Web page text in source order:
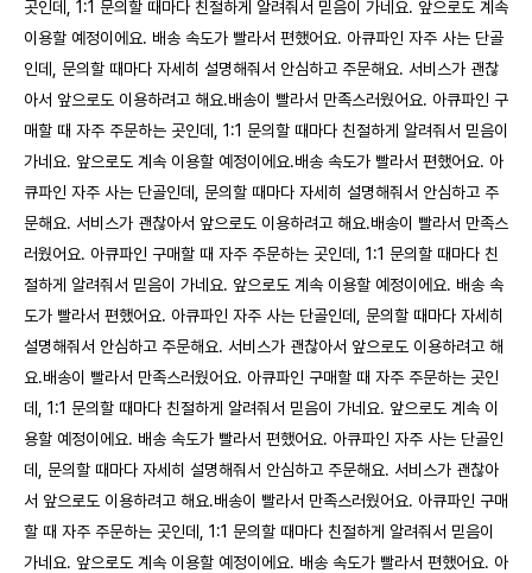
곳인데, 1:1 문의할 때마다 친절하게 알려줘서 믿음이 가네요. 앞으로도 계속
이용할 예정이에요. 배송 속도가 빨라서 편했어요. 아큐파인 자주 사는 단골
인데, 문의할 때마다 자세히 설명해줘서 안심하고 주문해요. 서비스가 괜찮
아서 앞으로도 이용하려고 해요.배송이 빨라서 만족스러웠어요. 아큐파인 구
매할 때 자주 주문하는 곳인데, 1:1 문의할 때마다 친절하게 알려줘서 믿음이
가네요. 앞으로도 계속 이용할 예정이에요.배송 속도가 빨라서 편했어요. 아
큐파인 자주 사는 단골인데, 문의할 때마다 자세히 설명해줘서 안심하고 주
문해요. 서비스가 괜찮아서 앞으로도 이용하려고 해요.배송이 빨라서 만족스
러웠어요. 아큐파인 구매할 때 자주 주문하는 곳인데, 1:1 문의할 때마다 친
절하게 알려줘서 믿음이 가네요. 앞으로도 계속 이용할 예정이에요. 배송 속
도가 빨라서 편했어요. 아큐파인 자주 사는 단골인데, 문의할 때마다 자세히
설명해줘서 안심하고 주문해요. 서비스가 괜찮아서 앞으로도 이용하려고 해
요.배송이 빨라서 만족스러웠어요. 아큐파인 구매할 때 자주 주문하는 곳인
데, 1:1 문의할 때마다 친절하게 알려줘서 믿음이 가네요. 앞으로도 계속 이
용할 예정이에요. 배송 속도가 빨라서 편했어요. 아큐파인 자주 사는 단골인
데, 문의할 때마다 자세히 설명해줘서 안심하고 주문해요. 서비스가 괜찮아
서 앞으로도 이용하려고 해요.배송이 빨라서 만족스러웠어요. 아큐파인 구매
할 때 자주 주문하는 곳인데, 1:1 문의할 때마다 친절하게 알려줘서 믿음이
가네요. 앞으로도 계속 이용할 예정이에요. 배송 속도가 빨라서 편했어요. 아